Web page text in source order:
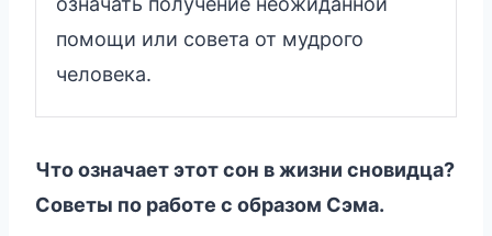
помощи или совета от мудрого
человека.
Что означает этот сон в жизни сновидца?
Советы по работе с образом Сэма.